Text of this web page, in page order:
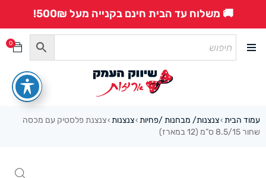
🚚 משלוח עד הבית חינם בקנייה מעל 500₪!
0
עמוד הבית ›צנצנות/ מבחנות /פחיות ›צנצנות ›צנצנת פלסטיק עם מכסה
שחור 8.5/15 ס”מ (12 במארז)